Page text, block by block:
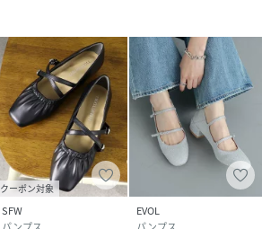
クーポン対象
SFW
EVOL